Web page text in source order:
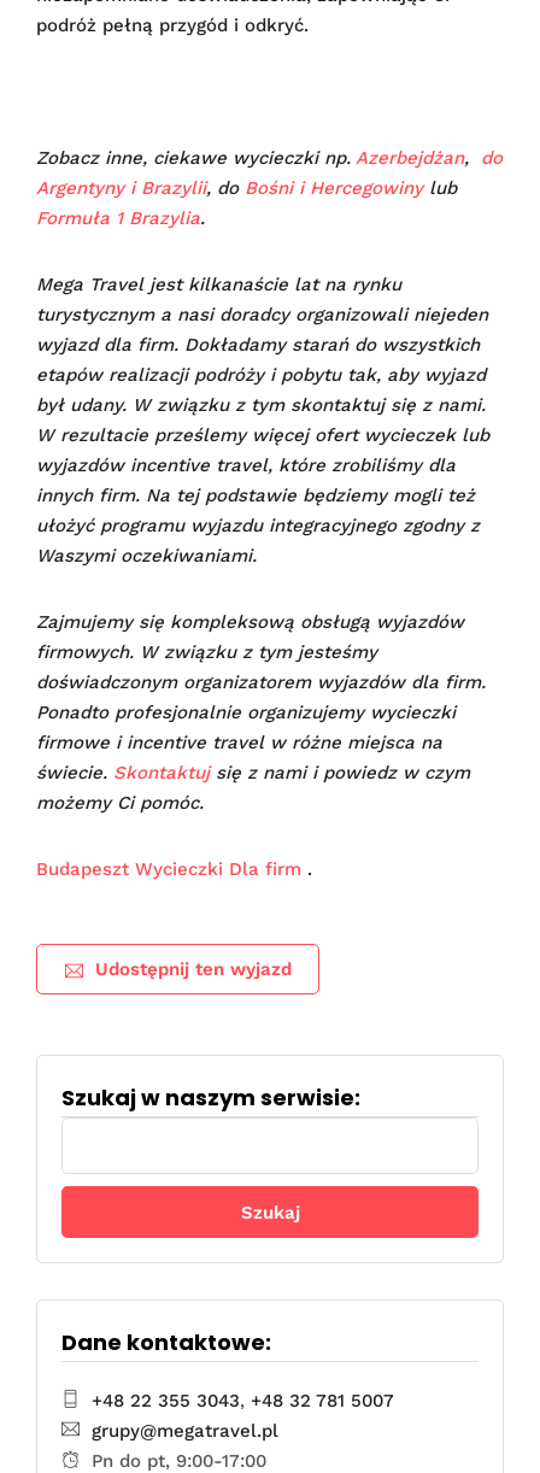
podróż pełną przygód i odkryć.
Zobacz inne, ciekawe wycieczki np. Azerbejdżan, do
Argentyny i Brazylii, do Bośni i Hercegowinylub
Formuła 1 Brazylia.
Mega Travel jest kilkanaście lat na rynku
turystycznym a nasi doradcy organizowali niejeden
wyjazd dla firm. Dokładamy starań do wszystkich
etapów realizacji podróży i pobytu tak, aby wyjazd
był udany. W związku z tym skontaktuj się z nami.
W rezultacie prześlemy więcej ofert wycieczek lub
wyjazdów incentive travel, które zrobiliśmy dla
innych firm. Na tej podstawie będziemy mogli też
ułożyć programu wyjazdu integracyjnego zgodny z
Waszymi oczekiwaniami.
Zajmujemy się kompleksową obsługą wyjazdów
firmowych. W związku z tym jesteśmy
doświadczonym organizatorem wyjazdów dla firm.
Ponadto profesjonalnie organizujemy wycieczki
firmowe i incentive travel w różne miejsca na
świecie. Skontaktujsię z nami i powiedz w czym
możemy Ci pomóc.
Budapeszt Wycieczki Dla firm .
Udostępnij ten wyjazd
Szukaj w naszym serwisie:
Szukaj:
Dane kontaktowe:
+48 22 355 3043, +48 32 781 5007
grupy@megatravel.pl
Pn do pt, 9:00-17:00